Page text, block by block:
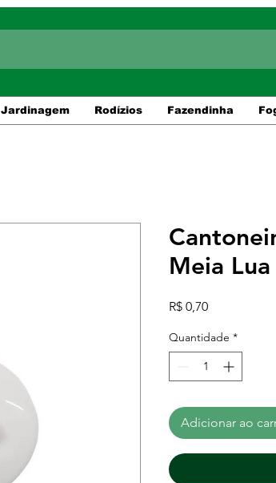
Jardinagem Rodízios Fazendinha
Meia
R$ 0,70Preço
Quantidade *
Adicionar ao